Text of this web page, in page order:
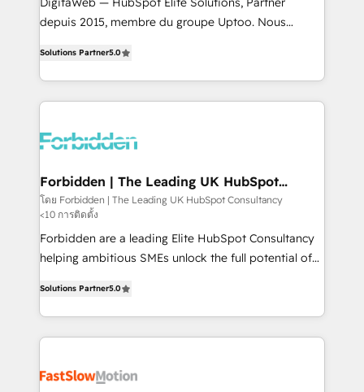
tailored apps, workflows, and configurations. We are
our commitment to data security and compliance. At
OneMetric, we help revenue teams focus on the
OneMetric that matters most: revenue.
depuis 2015, membre du groupe Uptoo. Nous
Ventes et Service sur HubSpot grâce à la Revenue
Architecture : alignement des équipes, pipeline
prévisible, croissance mesurable. 🔌 Intégrations
Dynamics..), VOIP (Aircall, Ringover, Modjo), Shopify,
Extensions (React), Serverless Node.js, Custom
Objects, thèmes HubL, agents IA & Breeze AI. 🎯
Secteurs : Industrie, Distribution B2B, SaaS, Services
B2B, Immobilier, Viticulture, Finance. 🚀 Nos livrables
: migration sécurisée, implémentation Marketing +
HubSpot temps réel, formation équipes. 🏆 +350
projets livrés. Accrédités HubSpot CRM
Implementation, Data Migration & Custom
digitaweb.com
Solutions Partner5.0
Forbidden | The Leading UK HubSpot
Consultancy
โดย Forbidden | The Leading UK HubSpot Consultancy
<10 การติดตั้ง
Forbidden are a leading Elite HubSpot Consultancy
helping ambitious SMEs unlock the full potential of
but never see the ROI they expected due to poor
adoption, messy data, and disconnected teams
getting in the way. That’s where we come in. We
design, implement, and optimise HubSpot so it
Solutions Partner5.0